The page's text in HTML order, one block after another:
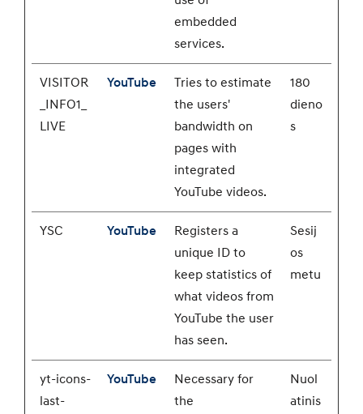
embedded
services.
VISITOR
_INFO1_
LIVE
YouTube
Tries to estimate
the users'
bandwidth on
pages with
integrated
YouTube videos.
180
dieno
s
YSC YouTube
Registers a
unique ID to
keep statistics of
what videos from
YouTube the user
has seen.
Sesij
os
metu
yt-icons-
last-
YouTube
Necessary for
the
Nuol
atinis